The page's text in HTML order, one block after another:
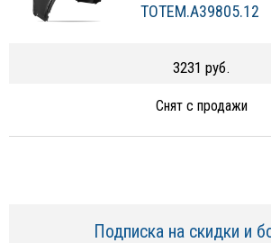
TOTEM.A39805.12
3231 руб.
Снят с продажи
Подписка на скидки и